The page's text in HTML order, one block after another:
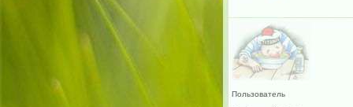
Пользователь